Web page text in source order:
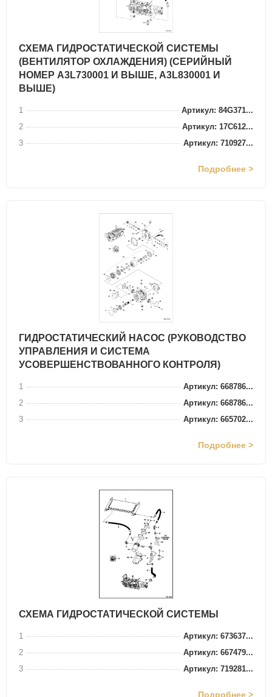
СХЕМА ГИДРОСТАТИЧЕСКОЙ СИСТЕМЫ
(ВЕНТИЛЯТОР ОХЛАЖДЕНИЯ) (СЕРИЙНЫЙ
НОМЕР A3L730001 И ВЫШЕ, A3L830001 И
ВЫШЕ)
1
Артикул: 84G371...
2
Артикул: 17C612...
3
Артикул: 710927...
Подробнее >
ГИДРОСТАТИЧЕСКИЙ НАСОС (РУКОВОДСТВО
УПРАВЛЕНИЯ И СИСТЕМА
УСОВЕРШЕНСТВОВАННОГО КОНТРОЛЯ)
1
Артикул: 668786...
2
Артикул: 668786...
3
Артикул: 665702...
Подробнее >
СХЕМА ГИДРОСТАТИЧЕСКОЙ СИСТЕМЫ
1
Артикул: 673637...
2
Артикул: 667479...
3
Артикул: 719281...
Подробнее >